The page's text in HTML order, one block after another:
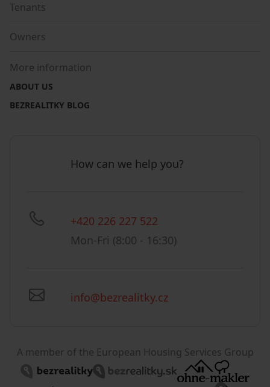
Tenants
Owners
More information
ABOUT US
BEZREALITKY BLOG
How can we help you?
+420 226 227 522
Mon-Fri (8:00 - 16:30)
info@bezrealitky.cz
A member of the European Housing Services Group